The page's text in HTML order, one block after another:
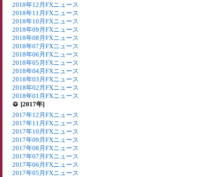
2018年12月FXニュース
2018年11月FXニュース
2018年10月FXニュース
2018年09月FXニュース
2018年08月FXニュース
2018年07月FXニュース
2018年06月FXニュース
2018年05月FXニュース
2018年04月FXニュース
2018年03月FXニュース
2018年02月FXニュース
2018年01月FXニュース
[2017年]
2017年12月FXニュース
2017年11月FXニュース
2017年10月FXニュース
2017年09月FXニュース
2017年08月FXニュース
2017年07月FXニュース
2017年06月FXニュース
2017年05月FXニュース